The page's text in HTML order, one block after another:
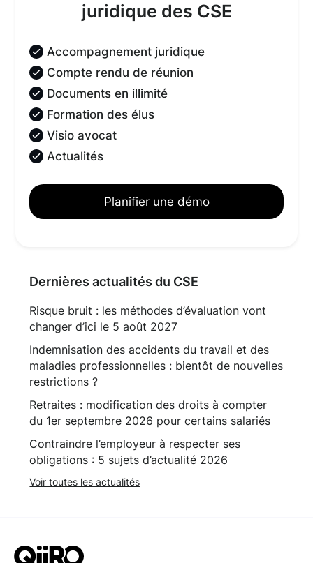
juridique des CSE
Accompagnement juridique
Compte rendu de réunion
Documents en illimité
Formation des élus
Visio avocat
Actualités
Planifier une démo
Dernières actualités du CSE
Risque bruit : les méthodes d’évaluation vont
changer d’ici le 5 août 2027
Indemnisation des accidents du travail et des
maladies professionnelles : bientôt de nouvelles
restrictions ?
Retraites : modification des droits à compter
du 1er septembre 2026 pour certains salariés
Contraindre l’employeur à respecter ses
obligations : 5 sujets d’actualité 2026
Voir toutes les actualités